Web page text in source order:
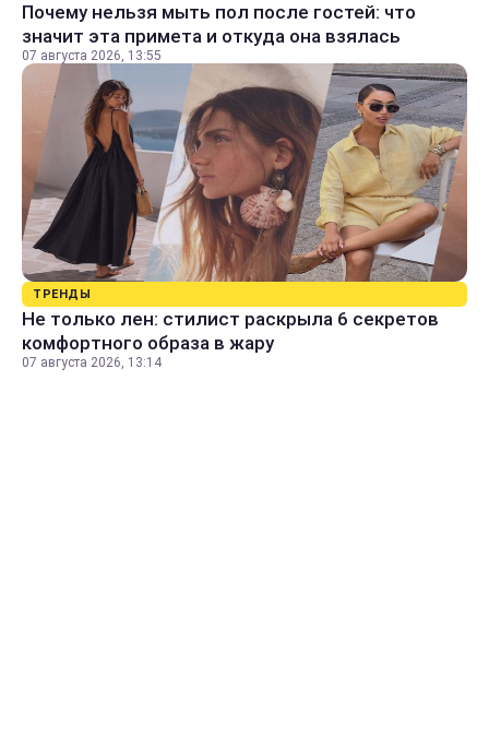
Почему нельзя мыть пол после гостей: что
значит эта примета и откуда она взялась
07 августа 2026, 13:55
ТРЕНДЫ
Не только лен: стилист раскрыла 6 секретов
комфортного образа в жару
07 августа 2026, 13:14